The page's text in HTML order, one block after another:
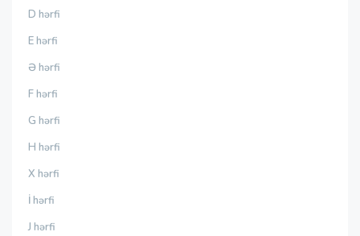
D hərfi
E hərfi
Ə hərfi
F hərfi
G hərfi
H hərfi
X hərfi
İ hərfi
J hərfi